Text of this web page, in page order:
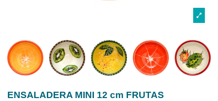
ENSALADERA MINI 12 cm FRUTAS